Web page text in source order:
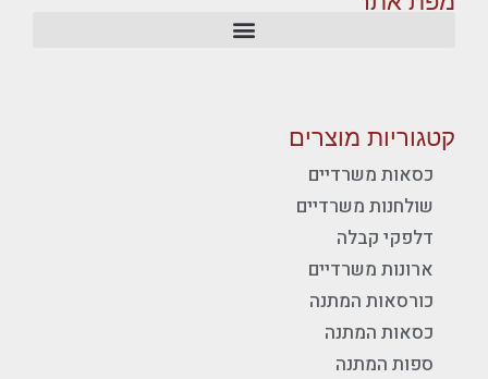
קטגוריות מוצרים
כסאות משרדיים
שולחנות משרדיים
דלפקי קבלה
ארונות משרדיים
כורסאות המתנה
כסאות המתנה
ספות המתנה